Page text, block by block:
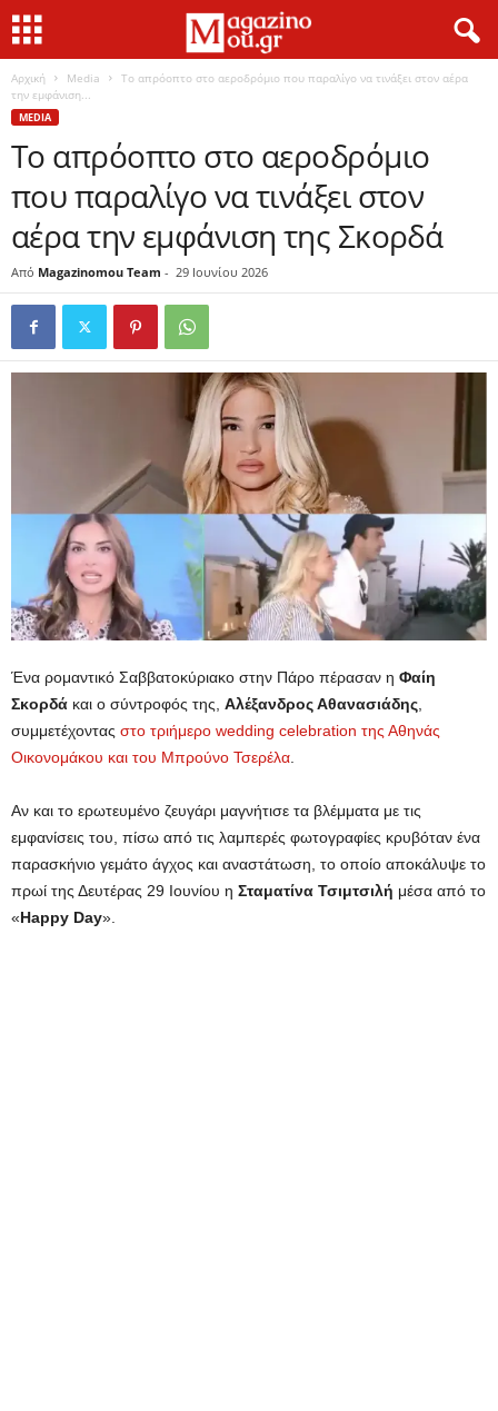
Αρχική Media
Το απρόοπτο στο αεροδρόμιο που παραλίγο να τινάξει στον αέρα
την εμφάνιση...
MEDIA
Το απρόοπτο στο αεροδρόμιο
που παραλίγο να τινάξει στον
αέρα την εμφάνιση της Σκορδά
Από Magazinomou Team - 29 Ιουνίου 2026
Ένα ρομαντικό Σαββατοκύριακο στην Πάρο πέρασαν η Φαίη
Σκορδά και ο σύντροφός της, Αλέξανδρος Αθανασιάδης
συμμετέχοντας στο τριήμερο wedding celebration της Αθηνάς
Οικονομάκου και του Μπρούνο Τσερέλα
Αν και το ερωτευμένο ζευγάρι μαγνήτισε τα βλέμματα με τις
εμφανίσεις του, πίσω από τις λαμπερές φωτογραφίες κρυβόταν ένα
παρασκήνιο γεμάτο άγχος και αναστάτωση, το οποίο αποκάλυψε το
πρωί της Δευτέρας 29 Ιουνίου η Σταματίνα Τσιμτσιλή μέσα από το
«Happy Day».